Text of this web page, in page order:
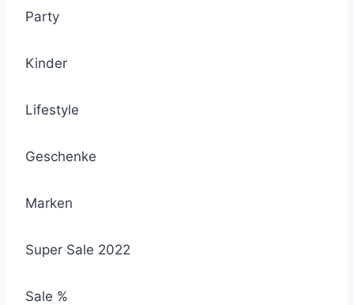
Party
Kinder
Lifestyle
Geschenke
Marken
Super Sale 2022
Sale %